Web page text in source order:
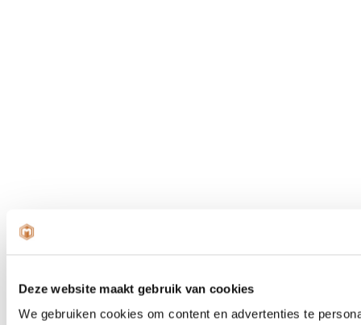
Deze website maakt gebruik van cookies
We gebruiken cookies om content en advertenties te